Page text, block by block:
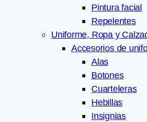
Pintura facial
Repelentes
Uniforme, Ropa y
Accesorios de
Alas
Botones
Cuarteleras
Hebillas
Insignias